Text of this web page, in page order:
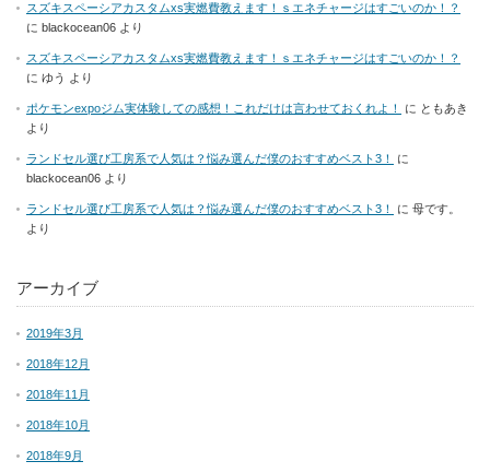
スズキスペーシアカスタムxs実燃費教えます！ｓエネチャージはすごいのか！？
に blackocean06 より
スズキスペーシアカスタムxs実燃費教えます！ｓエネチャージはすごいのか！？
に ゆう より
ポケモンexpoジム実体験しての感想！これだけは言わせておくれよ！ に ともあき
より
ランドセル選び工房系で人気は？悩み選んだ僕のおすすめベスト3！
に
blackocean06 より
ランドセル選び工房系で人気は？悩み選んだ僕のおすすめベスト3！ に 母です。
より
アーカイブ
2019年3月
2018年12月
2018年11月
2018年10月
2018年9月